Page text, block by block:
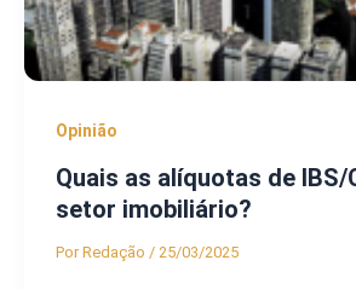
Opinião
Quais as alíquotas de IBS/
setor imobiliário?
PorRedação / 25/03/2025